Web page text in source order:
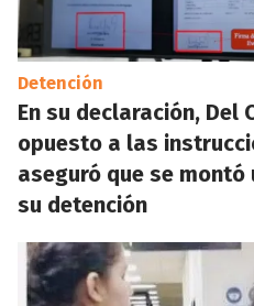
Detención
En su declaración, Del
opuesto a las
aseguró que se
su detención